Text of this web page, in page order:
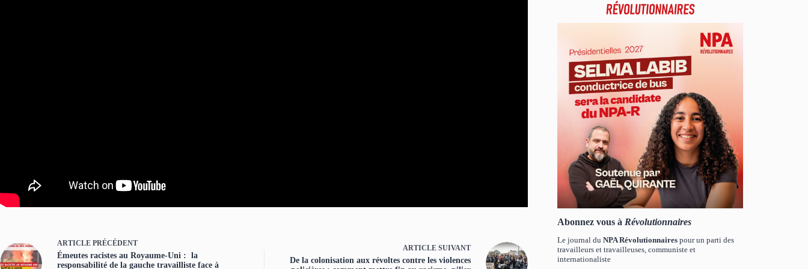
ARTICLE PRÉCÉDENT
Émeutes racistes au Royaume-Uni : la
responsabilité de la gauche travailliste face à
ARTICLESUIVANT
De la colonisation aux révoltes contre les violences
Abonnez vous à Révolutionnaires
Le journal duNPA Révolutionnaires pour un parti des
travailleurs et travailleuses, communiste et
internationaliste